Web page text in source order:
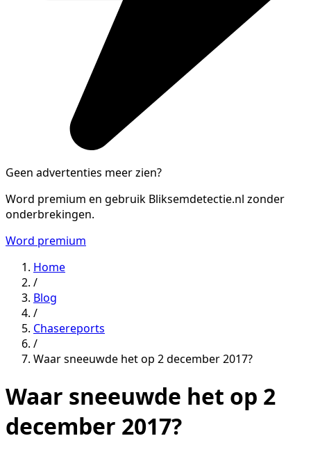
Geen advertenties meer zien?
Word premium en gebruik Bliksemdetectie.nl zonder
onderbrekingen.
Word premium
Home
/
Blog
/
Chasereports
/
Waar sneeuwde het op 2 december 2017?
Waar sneeuwde het op 2
december 2017?